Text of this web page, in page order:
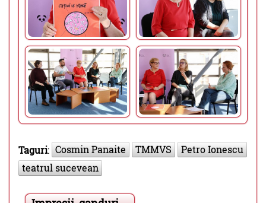
Taguri: Cosmin Panaite TMMVS
Petro Ionescu
teatrul sucevean